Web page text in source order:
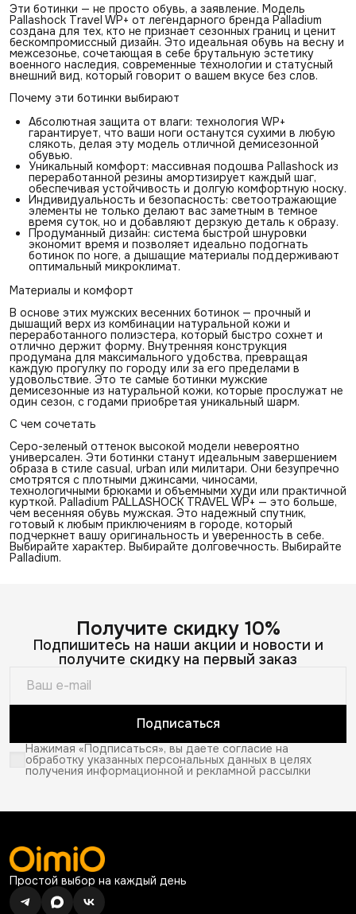
Эти ботинки — не просто обувь, а заявление. Модель
Pallashock Travel WP+ от легендарного бренда Palladium
создана для тех, кто не признает сезонных границ и ценит
бескомпромиссный дизайн. Это идеальная обувь на весну и
межсезонье, сочетающая в себе брутальную эстетику
военного наследия, современные технологии и статусный
внешний вид, который говорит о вашем вкусе без слов.
Почему эти ботинки выбирают
Абсолютная защита от влаги: технология WP+
гарантирует, что ваши ноги останутся сухими в любую
слякоть, делая эту модель отличной демисезонной
обувью.
Уникальный комфорт: массивная подошва Pallashock из
переработанной резины амортизирует каждый шаг,
обеспечивая устойчивость и долгую комфортную носку.
Индивидуальность и безопасность: светоотражающие
элементы не только делают вас заметным в темное
время суток, но и добавляют дерзкую деталь к образу.
Продуманный дизайн: система быстрой шнуровки
экономит время и позволяет идеально подогнать
ботинок по ноге, а дышащие материалы поддерживают
оптимальный микроклимат.
Материалы и комфорт
В основе этих мужских весенних ботинок — прочный и
дышащий верх из комбинации натуральной кожи и
переработанного полиэстера, который быстро сохнет и
отлично держит форму. Внутренняя конструкция
продумана для максимального удобства, превращая
каждую прогулку по городу или за его пределами в
удовольствие. Это те самые ботинки мужские
демисезонные из натуральной кожи, которые прослужат не
один сезон, с годами приобретая уникальный шарм.
С чем сочетать
Серо-зеленый оттенок высокой модели невероятно
универсален. Эти ботинки станут идеальным завершением
образа в стиле casual, urban или милитари. Они безупречно
смотрятся с плотными джинсами, чиносами,
технологичными брюками и объемными худи или практичной
курткой. Palladium PALLASHOCK TRAVEL WP+ — это больше,
чем весенняя обувь мужская. Это надежный спутник,
готовый к любым приключениям в городе, который
подчеркнет вашу оригинальность и уверенность в себе.
Выбирайте характер. Выбирайте долговечность. Выбирайте
Palladium.
Получите скидку 10%
Подпишитесь на наши акции и новости и
получите скидку на первый заказ
Подписаться
Нажимая «Подписаться», вы даете согласие на
обработку указанных персональных данных в целях
получения информационной и рекламной рассылки
Простой выбор на каждый день